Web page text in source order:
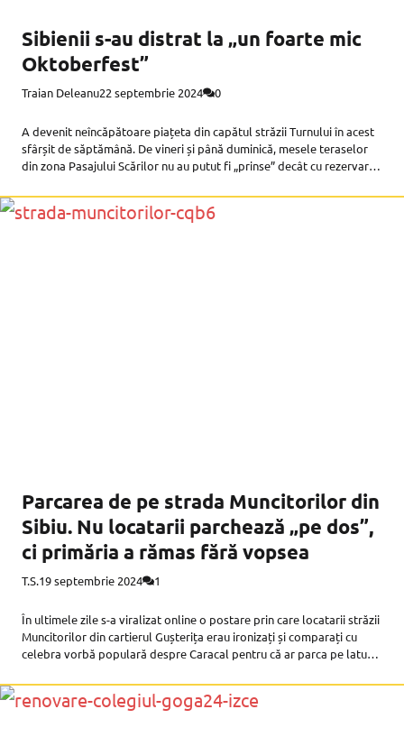
Sibienii s-au distrat la „un foarte mic
Oktoberfest”
Traian Deleanu22 septembrie 2024 0
A devenit neîncăpătoare piațeta din capătul străzii Turnului în acest
sfârșit de săptămână. De vineri și până duminică, mesele teraselor
din zona Pasajului Scărilor nu au putut fi „prinse” decât cu rezervare
Parcarea de pe strada Muncitorilor din
Sibiu. Nu locatarii parchează „pe dos”,
ci primăria a rămas fără vopsea
T.S.19 septembrie 2024 1
În ultimele zile s-a viralizat online o postare prin care locatarii străzii
Muncitorilor din cartierul Gușterița erau ironizați și comparați cu
celebra vorbă populară despre Caracal pentru că ar parca pe latura